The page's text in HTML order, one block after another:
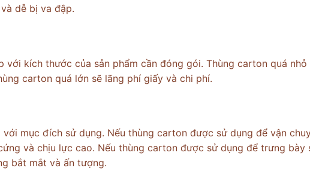
dễ bị va đập.
với kích thước của sản phẩm cần đóng gói. Thùng carton quá nhỏ
carton quá lớn sẽ lãng phí giấy và chi phí.
mục đích sử dụng. Nếu thùng carton được sử dụng để vận
và chịu lực cao. Nếu thùng carton được sử dụng để trưng bày
bắt mắt và ấn tượng.